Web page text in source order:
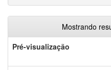
Mostrando
Pré-visualização